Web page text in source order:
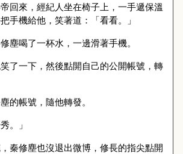
回來，經紀人坐在椅子上，一手遞保溫
手機給他，笑著道：「看看。」
塵喝了一杯水，一邊滑著手機。
了一下，然後點開自己的公開帳號，轉
的帳號，隨他轉發。
。」
，秦修塵也沒退出微博，修長的指尖點開